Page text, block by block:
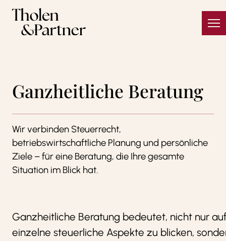
Zum Inhalt springen
Ganzheitliche Beratung
Wir verbinden Steuerrecht,
betriebswirtschaftliche Planung und persönliche
Ziele – für eine Beratung, die Ihre gesamte
Situation im Blick hat.
Ganzheitliche Beratung bedeutet, nicht nur
einzelne steuerliche Aspekte zu blicken,